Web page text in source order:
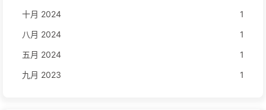
十月 2024
1
八月 2024
1
五月 2024
1
九月 2023
1